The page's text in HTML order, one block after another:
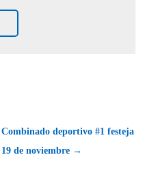
Combinado deportivo #1 festeja
19 de noviembre →